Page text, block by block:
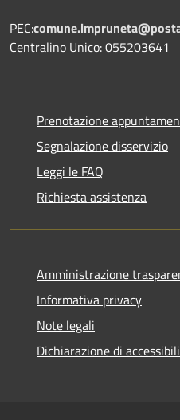
PEC:
Centralino Unico: 055203641
Prenotazione
Segnalazione disservizio
Leggi le FAQ
Richiesta assistenza
Amministrazione
Informativa privacy
Note legali
Dichiarazione di